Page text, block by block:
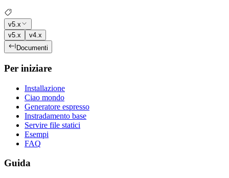
v5.x
v5.x
v4.x
Documenti
Per iniziare
Installazione
Ciao mondo
Generatore espresso
Instradamento base
Servire file statici
Esempi
FAQ
Guida